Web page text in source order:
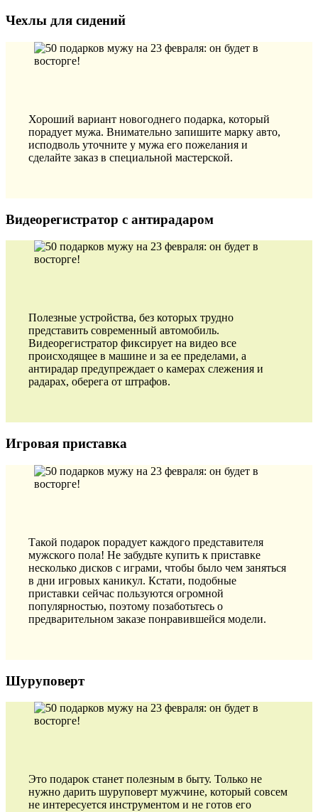
Чехлы для сидений
Хороший вариант новогоднего подарка, который
порадует мужа. Внимательно запишите марку авто,
исподволь уточните у мужа его пожелания и
сделайте заказ в специальной мастерской.
Видеорегистратор с антирадаром
Полезные устройства, без которых трудно
представить современный автомобиль.
Видеорегистратор фиксирует на видео все
происходящее в машине и за ее пределами, а
антирадар предупреждает о камерах слежения и
радарах, оберега от штрафов.
Игровая приставка
Такой подарок порадует каждого представителя
мужского пола! Не забудьте купить к приставке
несколько дисков с играми, чтобы было чем заняться
в дни игровых каникул. Кстати, подобные
приставки сейчас пользуются огромной
популярностью, поэтому позаботьтесь о
предварительном заказе понравившейся модели.
Шуруповерт
Это подарок станет полезным в быту. Только не
нужно дарить шуруповерт мужчине, который совсем
не интересуется инструментом и не готов его